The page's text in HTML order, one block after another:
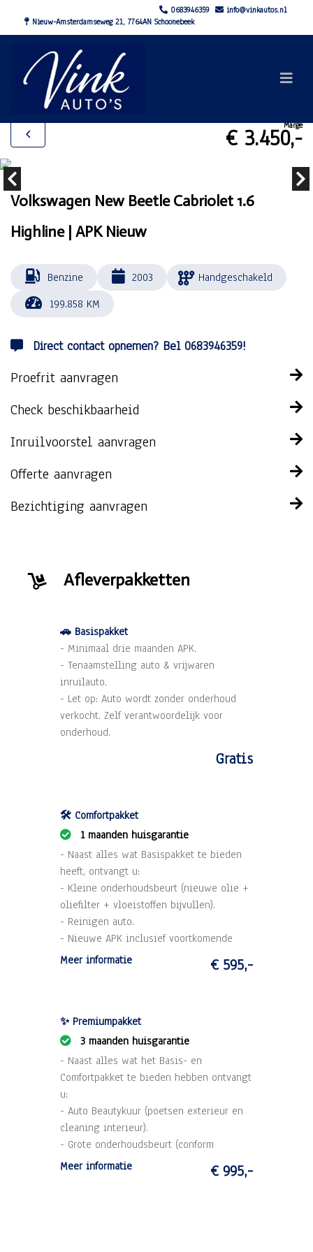
0683946359
info@vinkautos.nl
Nieuw-Amsterdamseweg 21, 7764AN Schoonebeek
Marge
€ 3.450,-
Volkswagen New Beetle Cabriolet 1.6
Highline | APK Nieuw
Benzine 2003
Handgeschakeld
199.858 KM
Direct contact opnemen? Bel 0683946359!
Proefrit aanvragen
Check beschikbaarheid
Inruilvoorstel aanvragen
Offerte aanvragen
Bezichtiging aanvragen
Afleverpakketten
🚗 Basispakket
- Minimaal drie maanden APK.
- Tenaamstelling auto & vrijwaren
inruilauto.
- Let op: Auto wordt zonder onderhoud
verkocht. Zelf verantwoordelijk voor
onderhoud.
Gratis
🛠️ Comfortpakket
1 maanden huisgarantie
- Naast alles wat Basispakket te bieden
heeft, ontvangt u:
- Kleine onderhoudsbeurt (nieuwe olie +
oliefilter + vloeistoffen bijvullen).
- Reinigen auto.
- Nieuwe APK inclusief voortkomende
kosten.
- 1 maand garantie op draaiende delen
Meer informatie € 595,-
✨ Premiumpakket
3 maanden huisgarantie
- Naast alles wat het Basis- en
Comfortpakket te bieden hebben ontvangt
u:
- Auto Beautykuur (poetsen exterieur en
cleaning interieur).
- Grote onderhoudsbeurt (conform
schema).
- 3 maanden garantie op draaiende delen
Meer informatie € 995,-